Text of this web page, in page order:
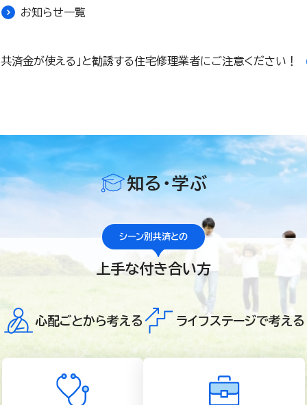
お知らせ一覧
共済金が使える」と勧誘する住宅修理業者にご注意ください！
知る・学ぶ
シーン別共済との
上手な付き合い方
心配ごとから考える ライフステージで考える